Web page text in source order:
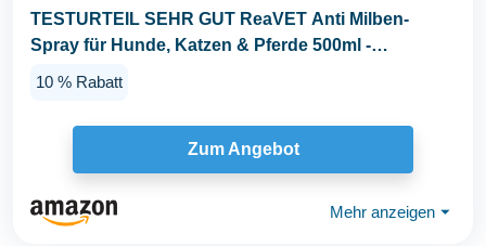
TESTURTEIL SEHR GUT ReaVET Anti Milben-
Spray für Hunde, Katzen & Pferde 500ml -
10 % Rabatt
Zum Angebot
Mehr anzeigen ⏷